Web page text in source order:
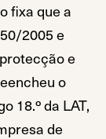
fixa que a
2005 e
e
o
18.º da LAT,
de